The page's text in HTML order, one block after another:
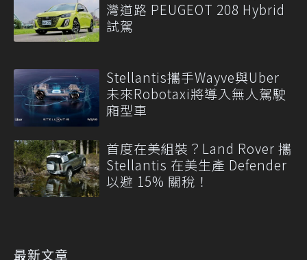
灣道路 PEUGEOT 208 Hybrid
試駕
Stellantis攜手Wayve與Uber
未來Robotaxi將導入無人駕駛
廂型車
首度在美組裝？Land Rover 攜
Stellantis 在美生產 Defender
以避 15% 關稅！
最新文章